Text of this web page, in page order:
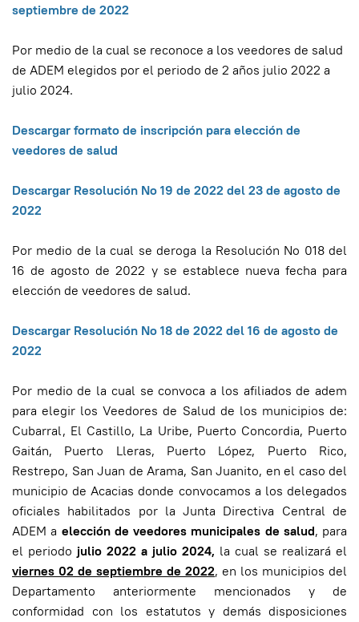
septiembre de 2022
Por medio de la cual se reconoce a los veedores de salud
de ADEM elegidos por el periodo de 2 años julio 2022 a
julio 2024.
Descargar formato de inscripción para elección de
veedores de salud
Descargar Resolución No 19 de 2022 del 23 de agosto de
2022
Por medio de la cual se deroga la Resolución No 018 del
16 de agosto de 2022 y se establece nueva fecha para
elección de veedores de salud.
Descargar Resolución No 18 de 2022 del 16 de agosto de
2022
Por medio de la cual se convoca a los afiliados de adem
para elegir los Veedores de Salud de los municipios de:
Cubarral, El Castillo, La Uribe, Puerto Concordia, Puerto
Gaitán, Puerto Lleras, Puerto López, Puerto Rico,
Restrepo, San Juan de Arama, San Juanito, en el caso del
municipio de Acacias donde convocamos a los delegados
oficiales habilitados por la Junta Directiva Central de
ADEM a elección de veedores municipales de salud, para
el periodo julio 2022 a julio 2024, la cual se realizará el
viernes 02 de septiembre de 2022, en los municipios del
Departamento anteriormente mencionados y de
conformidad con los estatutos y demás disposiciones